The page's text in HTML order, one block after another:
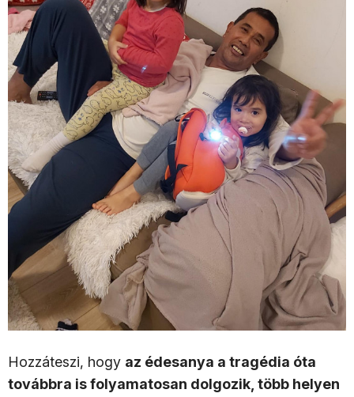
Hozzáteszi, hogy az édesanya a tragédia óta
továbbra is folyamatosan dolgozik, több helyen